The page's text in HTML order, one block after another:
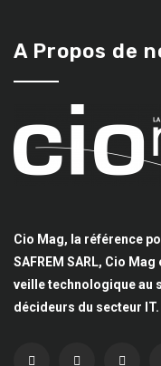
A Propos de
Cio Mag, la référence
SAFREM SARL, Cio
veille technologique au
décideurs du secteur IT.